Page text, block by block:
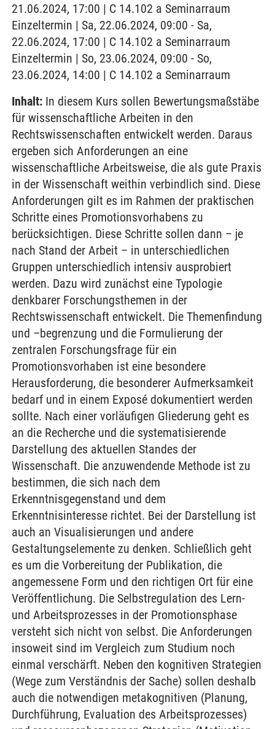
21.06.2024, 17:00 | C 14.102 a Seminarraum
Einzeltermin | Sa, 22.06.2024, 09:00 - Sa,
22.06.2024, 17:00 | C 14.102 a Seminarraum
Einzeltermin | So, 23.06.2024, 09:00 - So,
23.06.2024, 14:00 | C 14.102 a Seminarraum
Inhalt: In diesem Kurs sollen Bewertungsmaßstäbe
für wissenschaftliche Arbeiten in den
Rechtswissenschaften entwickelt werden. Daraus
ergeben sich Anforderungen an eine
wissenschaftliche Arbeitsweise, die als gute Praxis
in der Wissenschaft weithin verbindlich sind. Diese
Anforderungen gilt es im Rahmen der praktischen
Schritte eines Promotionsvorhabens zu
berücksichtigen. Diese Schritte sollen dann – je
nach Stand der Arbeit – in unterschiedlichen
Gruppen unterschiedlich intensiv ausprobiert
werden. Dazu wird zunächst eine Typologie
denkbarer Forschungsthemen in der
Rechtswissenschaft entwickelt. Die Themenfindung
und –begrenzung und die Formulierung der
zentralen Forschungsfrage für ein
Promotionsvorhaben ist eine besondere
Herausforderung, die besonderer Aufmerksamkeit
bedarf und in einem Exposé dokumentiert werden
sollte. Nach einer vorläufigen Gliederung geht es
an die Recherche und die systematisierende
Darstellung des aktuellen Standes der
Wissenschaft. Die anzuwendende Methode ist zu
bestimmen, die sich nach dem
Erkenntnisgegenstand und dem
Erkenntnisinteresse richtet. Bei der Darstellung ist
auch an Visualisierungen und andere
Gestaltungselemente zu denken. Schließlich geht
es um die Vorbereitung der Publikation, die
angemessene Form und den richtigen Ort für eine
Veröffentlichung. Die Selbstregulation des Lern-
und Arbeitsprozesses in der Promotionsphase
versteht sich nicht von selbst. Die Anforderungen
insoweit sind im Vergleich zum Studium noch
einmal verschärft. Neben den kognitiven Strategien
(Wege zum Verständnis der Sache) sollen deshalb
auch die notwendigen metakognitiven (Planung,
Durchführung, Evaluation des Arbeitsprozesses)